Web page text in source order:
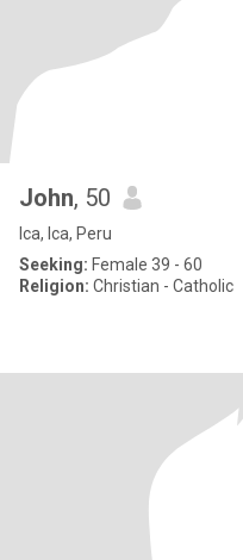
John, 50
Ica, Ica, Peru
Seeking: Female 39 - 60
Religion: Christian - Catholic